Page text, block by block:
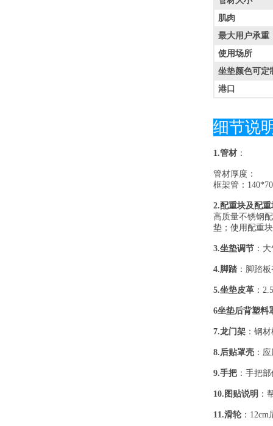
肌肉
最大用户承重
使用场所
坐垫颜色可定
港口
细节说
1.管材 ：
管材厚度：
框架管：
2.配重块及配
高质量不锈钢
垫；使用配重
3.坐垫调节 ：
4.脚踏 ：脚踏
5.坐垫皮革 ：
6坐垫后背塑料
7.龙门架 ：钢
8.后贴罩壳 ：
9.手把 ：手把
10.图贴说明 ：
11.滑轮：12cm